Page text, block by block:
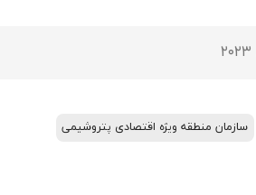
سازمان منطقه ویژه اقتصادی پتروشیمی